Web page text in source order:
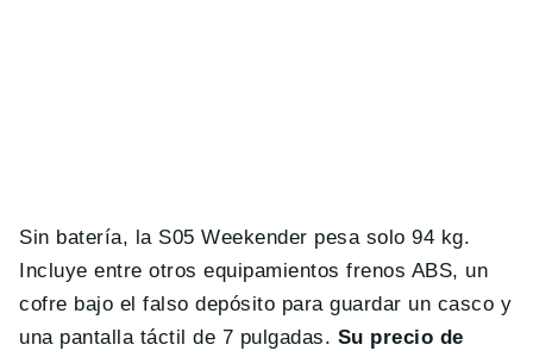
Sin batería, la S05 Weekender pesa solo 94 kg.
Incluye entre otros equipamientos frenos ABS, un
cofre bajo el falso depósito para guardar un casco y
una pantalla táctil de 7 pulgadas. Su precio de